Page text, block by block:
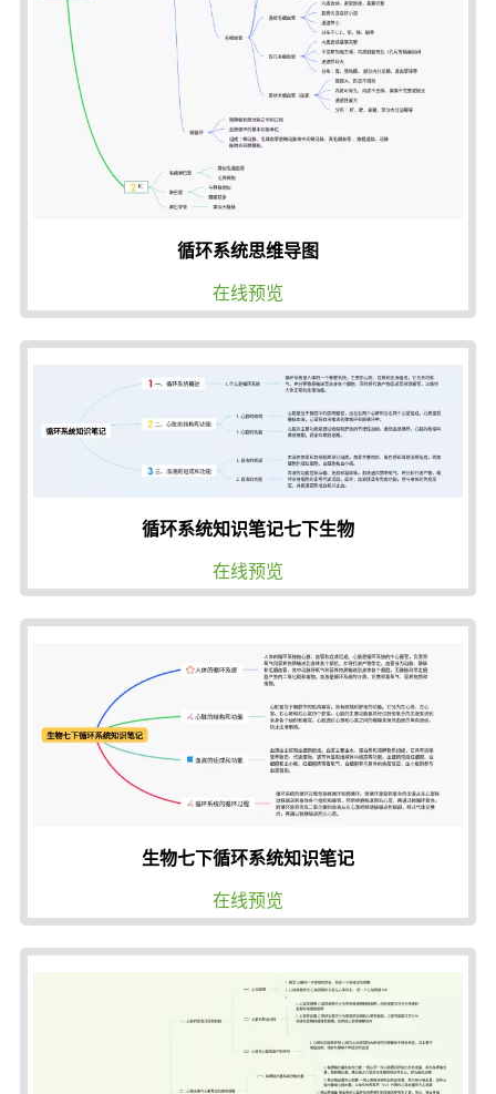
循环系统思维导图
在线预览
循环系统知识笔记七下生物
在线预览
生物七下循环系统知识笔记
在线预览